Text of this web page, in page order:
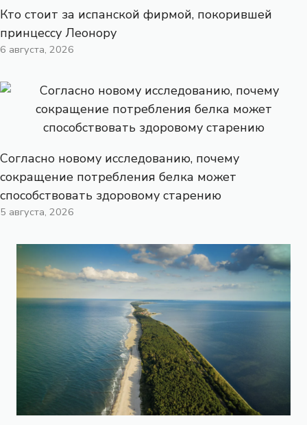
Кто стоит за испанской фирмой, покорившей
принцессу Леонору
6 августа, 2026
Согласно новому исследованию, почему
сокращение потребления белка может
способствовать здоровому старению
5 августа, 2026